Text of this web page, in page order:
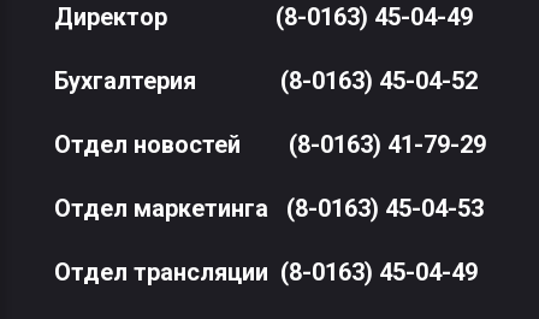
Директор (8-0163) 45-04-49
Бухгалтерия (8-0163) 45-04-52
Отдел новостей (8-0163) 41-79-29
Отдел маркетинга (8-0163) 45-04-53
Отдел трансляции (8-0163) 45-04-49